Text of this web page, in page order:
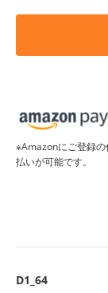
※Amazonにご登録
払いが可能です。
D1_64